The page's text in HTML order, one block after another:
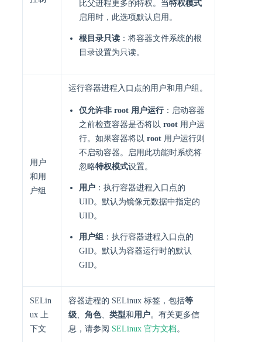
比父进程更多的特权。当特权模式
启用时，此选项默认启用。
根目录只读 ：将容器文件系统的根
目录设置为只读。
用户
和用
户组
运行容器进程入口点的用户和用户组。
仅允许非 root 用户运行：启动容器
之前检查容器是否将以 root 用户运
行。如果容器将以 root 用户运行则
不启动容器。启用此功能时系统将
忽略特权模式设置。
用户 ：执行容器进程入口点的
UID。默认为镜像元数据中指定的
UID。
用户组 ：执行容器进程入口点的
GID。默认为容器运行时的默认
GID。
SELin
ux 上
下文
容器进程的 SELinux 标签，包括等
级、 角色、 类型和 用户。有关更多信
息，请参阅 SELinux 官方文档。